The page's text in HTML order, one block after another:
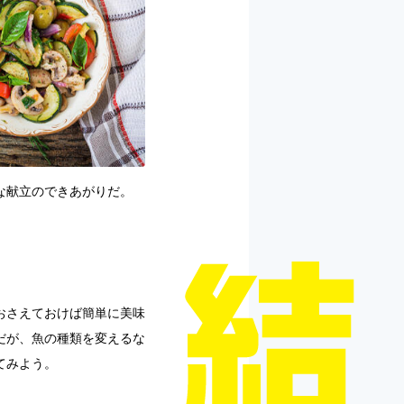
立のできあがりだ。
さえておけば簡単に美味
が、魚の種類を変えるな
よう。